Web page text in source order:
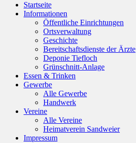
Startseite
Informationen
Öffentliche Einrichtungen
Ortsverwaltung
Geschichte
Bereitschaftsdienste der Ärzte
Deponie Tiefloch
Grünschnitt-Anlage
Essen & Trinken
Gewerbe
Alle Gewerbe
Handwerk
Vereine
Alle Vereine
Heimatverein Sandweier
Impressum